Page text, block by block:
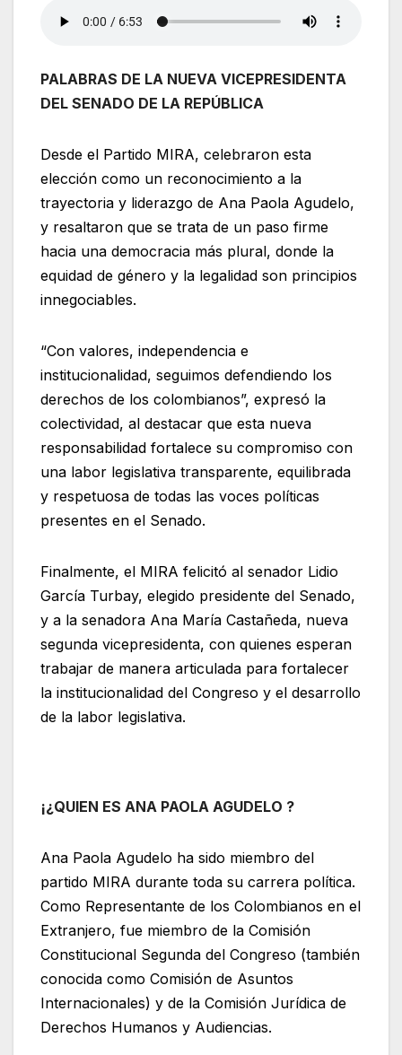
PALABRAS DE LA NUEVA VICEPRESIDENTA
DEL SENADO DE LA REPÚBLICA
Desde el Partido MIRA, celebraron esta
elección como un reconocimiento a la
trayectoria y liderazgo de Ana Paola Agudelo,
y resaltaron que se trata de un paso firme
hacia una democracia más plural, donde la
equidad de género y la legalidad son principios
innegociables.
“Con valores, independencia e
institucionalidad, seguimos defendiendo los
derechos de los colombianos”, expresó la
colectividad, al destacar que esta nueva
responsabilidad fortalece su compromiso con
una labor legislativa transparente, equilibrada
y respetuosa de todas las voces políticas
presentes en el Senado.
Finalmente, el MIRA felicitó al senador Lidio
García Turbay, elegido presidente del Senado,
y a la senadora Ana María Castañeda, nueva
segunda vicepresidenta, con quienes esperan
trabajar de manera articulada para fortalecer
la institucionalidad del Congreso y el desarrollo
de la labor legislativa.
¡¿QUIEN ES ANA PAOLA AGUDELO ?
Ana Paola Agudelo ha sido miembro del
partido MIRA durante toda su carrera política.
Como Representante de los Colombianos en el
Extranjero, fue miembro de la Comisión
Constitucional Segunda del Congreso (también
conocida como Comisión de Asuntos
Internacionales) y de la Comisión Jurídica de
Derechos Humanos y Audiencias.